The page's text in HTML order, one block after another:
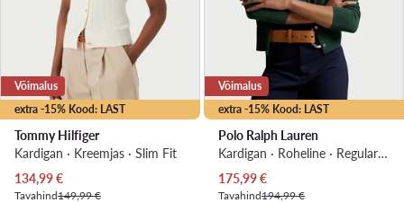
extra -15% Kood: LAST
Võimalus
Tommy Hilfiger
Kardigan · Kreemjas · Slim Fit
Praegune hind
134,99€
Tavahind149,99 €
extra -15% Kood: LAST
Võimalus
Polo Ralph Lauren
Kardigan · Roheline · Regular Fit
Praegune hind
175,99€
Tavahind194,99 €